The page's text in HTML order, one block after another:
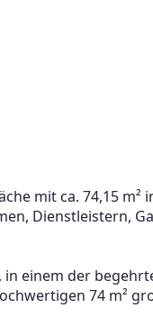
mit ca. 74,15 m²
Dienstleistern,
einem der
74 m²